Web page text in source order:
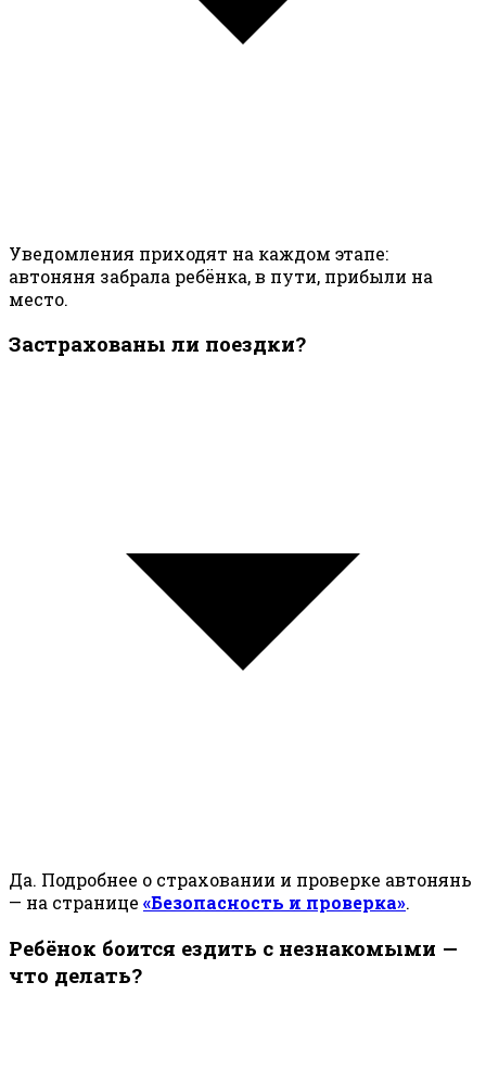
Уведомления приходят на каждом этапе:
автоняня забрала ребёнка, в пути, прибыли на
место.
Застрахованы ли поездки?
Да. Подробнее о страховании и проверке автонянь
— на странице «Безопасность и проверка».
Ребёнок боится ездить с незнакомыми —
что делать?